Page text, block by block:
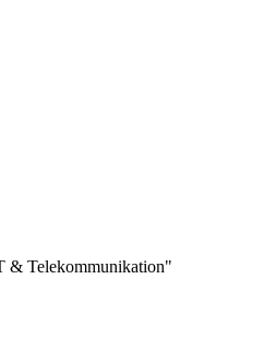
& Telekommunikation"